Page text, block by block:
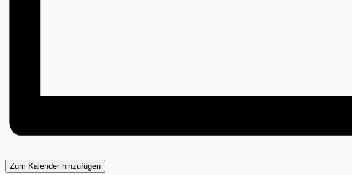
Zum Kalender hinzufügen